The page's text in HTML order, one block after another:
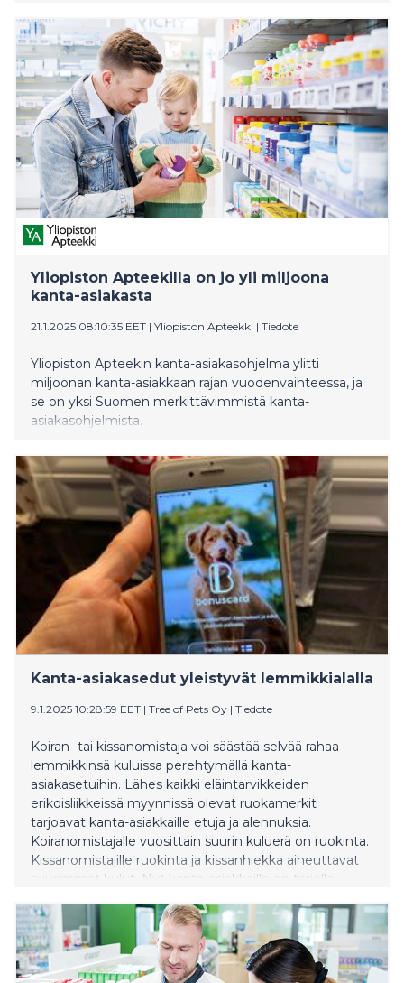
Yliopiston Apteekilla on jo yli miljoona
kanta-asiakasta
21.1.2025 08:10:35 EET | Yliopiston Apteekki | Tiedote
Yliopiston Apteekin kanta-asiakasohjelma ylitti
miljoonan kanta-asiakkaan rajan vuodenvaihteessa, ja
se on yksi Suomen merkittävimmistä kanta-
asiakasohjelmista.
Kanta-asiakasedut yleistyvät lemmikkialalla
9.1.2025 10:28:59 EET | Tree of Pets Oy | Tiedote
Koiran- tai kissanomistaja voi säästää selvää rahaa
lemmikkinsä kuluissa perehtymällä kanta-
asiakasetuihin. Lähes kaikki eläintarvikkeiden
erikoisliikkeissä myynnissä olevat ruokamerkit
tarjoavat kanta-asiakkaille etuja ja alennuksia.
Koiranomistajalle vuosittain suurin kuluerä on ruokinta.
Kissanomistajille ruokinta ja kissanhiekka aiheuttavat
suurimmat kulut. Nyt kanta-asiakkaille on tarjolla
Lemmikkieläinalan liikevaihto on 2000-luvulla lähes
kolminkertaistunut ja kasvu näyttää jatkuvan
lemmikinomistajien panostaessa yhä enemmän
lemmikin hyvinvointiin. Suomalaiset lemmikkien